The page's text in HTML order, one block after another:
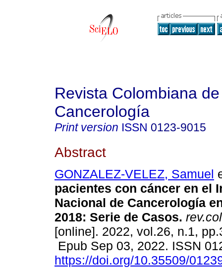
Revista Colombiana de
Cancerología
Print version ISSN 0123-9015
Abstract
GONZALEZ-VELEZ, Samuel
pacientes con cáncer en el
Nacional de Cancerología
2018: Serie de Casos.
[online]. 2022, vol.26, n.1,
Epub Sep 03, 2022. ISSN
https://doi.org/10.35509/